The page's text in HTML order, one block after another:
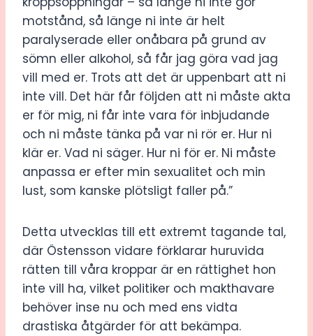
motstånd, så länge ni inte är helt
paralyserade eller onåbara på grund av
sömn eller alkohol, så får jag göra vad jag
vill med er. Trots att det är uppenbart att ni
inte vill. Det här får följden att ni måste akta
er för mig, ni får inte vara för inbjudande
och ni måste tänka på var ni rör er. Hur ni
klär er. Vad ni säger. Hur ni för er. Ni måste
anpassa er efter min sexualitet och min
lust, som kanske plötsligt faller på.”
Detta utvecklas till ett extremt tagande tal,
där Östensson vidare förklarar huruvida
rätten till våra kroppar är en rättighet hon
inte vill ha, vilket politiker och makthavare
behöver inse nu och med ens vidta
drastiska åtgärder för att bekämpa.